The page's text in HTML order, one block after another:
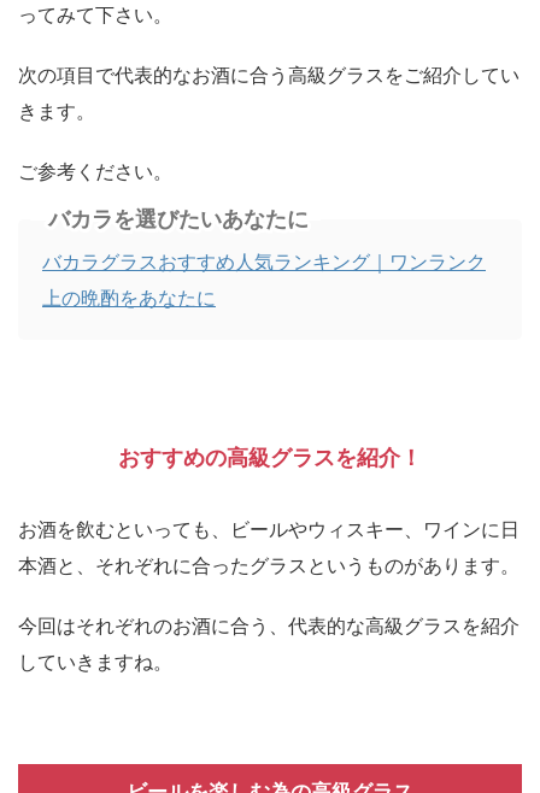
ってみて下さい。
次の項目で代表的なお酒に合う高級グラスをご紹介してい
きます。
ご参考ください。
バカラを選びたいあなたに
バカラグラスおすすめ人気ランキング｜ワンランク
上の晩酌をあなたに
おすすめの高級グラスを紹介！
お酒を飲むといっても、ビールやウィスキー、ワインに日
本酒と、それぞれに合ったグラスというものがあります。
今回はそれぞれのお酒に合う、代表的な高級グラスを紹介
していきますね。